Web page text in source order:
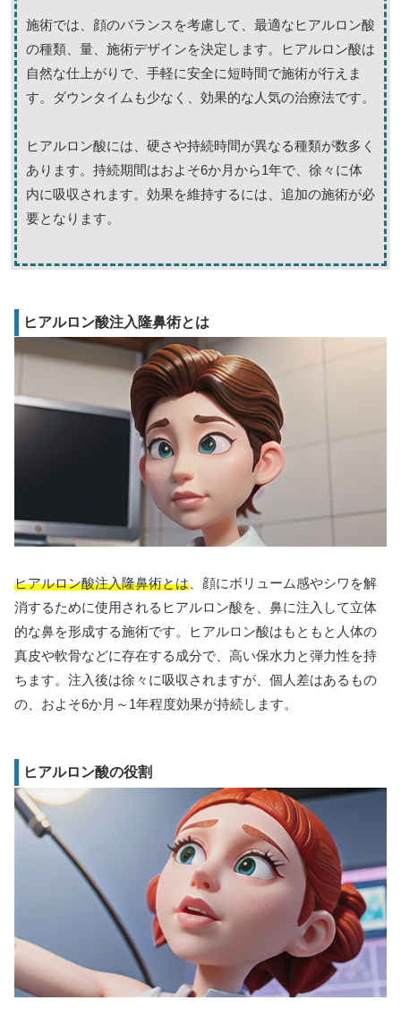
施術では、顔のバランスを考慮して、最適なヒアルロン酸
の種類、量、施術デザインを決定します。ヒアルロン酸は
自然な仕上がりで、手軽に安全に短時間で施術が行えま
す。ダウンタイムも少なく、効果的な人気の治療法です。
ヒアルロン酸には、硬さや持続時間が異なる種類が数多く
あります。持続期間はおよそ6か月から1年で、徐々に体
内に吸収されます。効果を維持するには、追加の施術が必
要となります。
ヒアルロン酸注入隆鼻術とは
ヒアルロン酸注入隆鼻術とは 、顔にボリューム感やシワを解
消するために使用されるヒアルロン酸を、鼻に注入して立体
的な鼻を形成する施術です。ヒアルロン酸はもともと人体の
真皮や軟骨などに存在する成分で、高い保水力と弾力性を持
ちます。注入後は徐々に吸収されますが、個人差はあるもの
の、およそ6か月～1年程度効果が持続します。
ヒアルロン酸の役割